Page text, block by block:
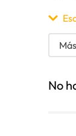
No